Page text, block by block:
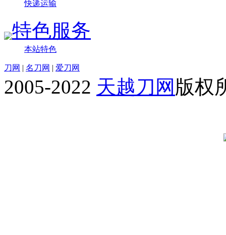
快递运输
特色服务
本站特色
刀网 | 名刀网 | 爱刀网
2005-2022 天越刀网 版权